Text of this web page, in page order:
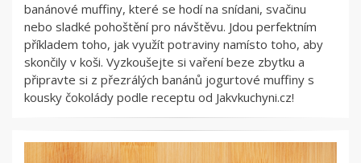
banánové muffiny, které se hodí na snídani, svačinu
nebo sladké pohoštění pro návštěvu. Jdou perfektním
příkladem toho, jak využít potraviny namísto toho, aby
skončily v koši. Vyzkoušejte si vaření beze zbytku a
připravte si z přezrálých banánů jogurtové muffiny s
kousky čokolády podle receptu od Jakvkuchyni.cz!